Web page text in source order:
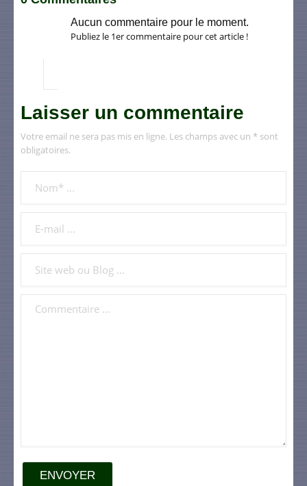
Aucun commentaire pour le moment.
Publiez le 1er commentaire pour cet article !
Laisser un commentaire
Votre email ne sera pas mis en ligne. Les champs avec un * sont
obligatoires.
ENVOYER